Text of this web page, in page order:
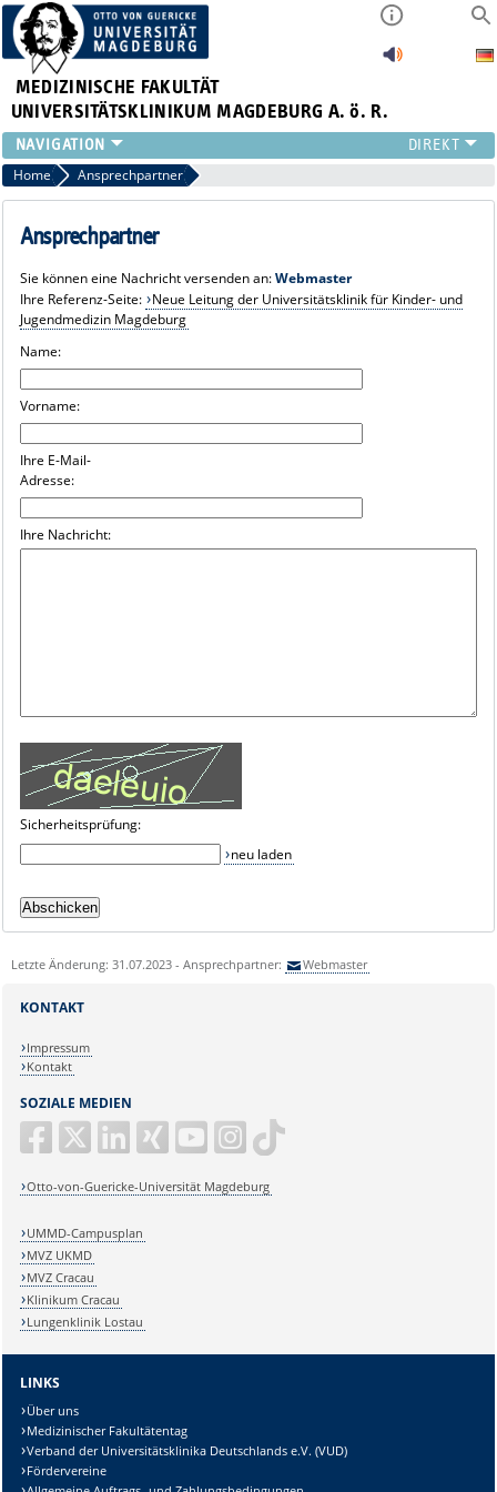
MEDIZINISCHE FAKULTÄT
UNIVERSITÄTSKLINIKUM MAGDEBURG A. ö. R.
INSTITUTE
KLINIKEN
ZENTRALE EINRICHTUNGEN
PRESSE
ÜBER UNS
INTRANET
Home Ansprechpartner
Ansprechpartner
Sie können eine Nachricht versenden an:Webmaster
Ihre Referenz-Seite: Neue Leitung der Universitätsklinik für Kinder- und
Jugendmedizin Magdeburg
Name:
Vorname:
Ihre E-Mail-
Adresse:
Ihre Nachricht:
Sicherheitsprüfung:
neu laden
Letzte Änderung: 31.07.2023 - Ansprechpartner: Webmaster
SOZIALE MEDIEN
Otto-von-Guericke-Universität Magdeburg
KONTAKT
Impressum
Kontakt
UMMD-Campusplan
MVZ UKMD
MVZ Cracau
Klinikum Cracau
Lungenklinik Lostau
LINKS
Über uns
Medizinischer Fakultätentag
Verband der Universitätsklinika Deutschlands e.V. (VUD)
Fördervereine